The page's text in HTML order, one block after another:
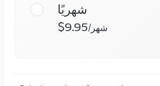
شهريًا
$9.95 /شهر